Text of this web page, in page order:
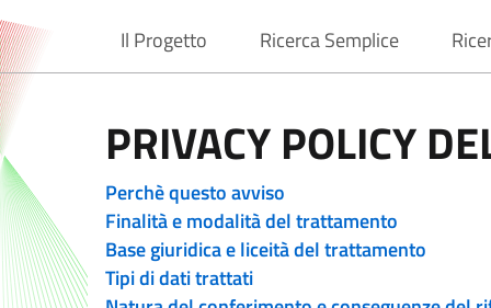
Normattiva
Il Progetto
current Ricerca Semplice
PRIVACY POLICY
Perchè questo avviso
Finalità e modalità del trattamento
Base giuridica e liceità del trattamento
Tipi di dati trattati